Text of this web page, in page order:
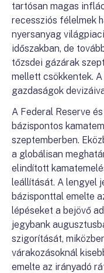
tartósan magas
recessziós félelmek
nyersanyag
időszakban, de
tőzsdei gázárak
mellett csökkentek.
gazdaságok
A Federal Reserve
bázispontos
szeptemberben.
a globálisan
elindított
leállítását. A lengyel
bázisponttal emelte
lépéseket a bejövő
jegybank
szigorítását,
várakozásoknál
emelte az irányadó